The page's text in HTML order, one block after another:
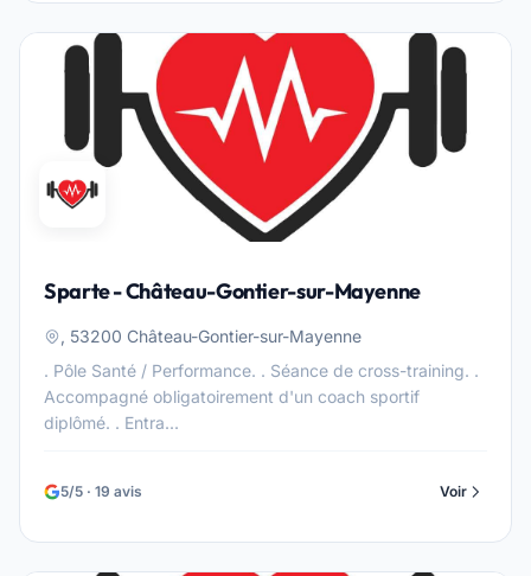
Sparte - Château-Gontier-sur-Mayenne
, 53200 Château-Gontier-sur-Mayenne
. Pôle Santé / Performance. . Séance de cross-training. .
Accompagné obligatoirement d'un coach sportif
diplômé. . Entra...
5/5 · 19 avis Voir